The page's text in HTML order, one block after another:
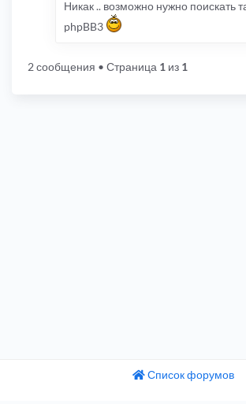
Никак .. возможно нужно поискать
phpBB3
2 сообщения • Страница 1 из 1
Список форумов